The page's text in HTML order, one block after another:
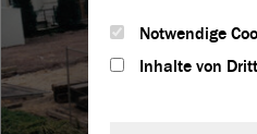
Notwendige
Inhalte von